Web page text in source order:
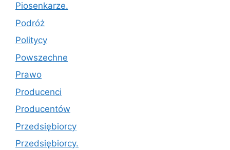
Piosenkarze.
Podróż
Politycy
Powszechne
Prawo
Producenci
Producentów
Przedsiębiorcy
Przedsiębiorcy.